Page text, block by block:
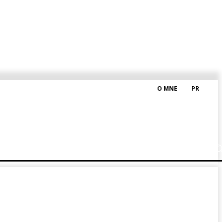
O MNE PR